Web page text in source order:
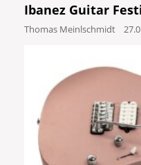
Ibanez Guitar
Thomas Meinlschmidt